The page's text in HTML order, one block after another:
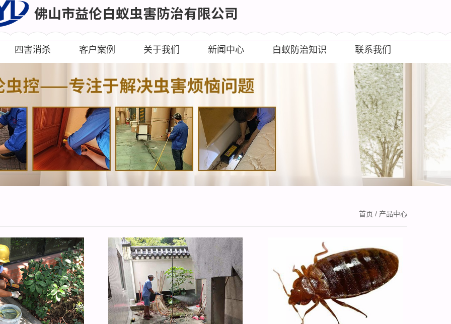
四害消杀 客户案例 关于我们 新闻中心 白蚁防治知识 联系我们
首页 / 产品中心